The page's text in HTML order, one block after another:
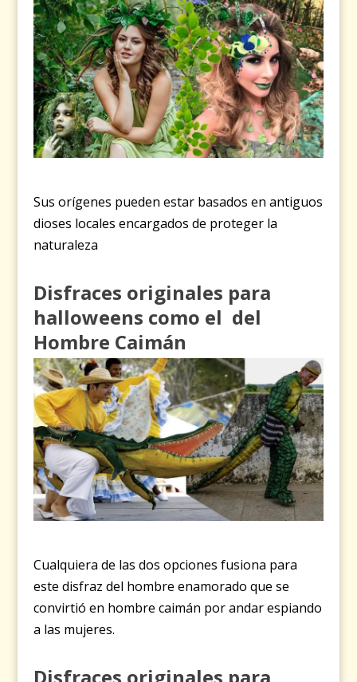
Sus orígenes pueden estar basados ​​en antiguos
dioses locales encargados de proteger la
naturaleza
Disfraces originales para
halloweens como el del
Hombre Caimán
Cualquiera de las dos opciones fusiona para
este disfraz del hombre enamorado que se
convirtió en hombre caimán por andar espiando
a las mujeres.